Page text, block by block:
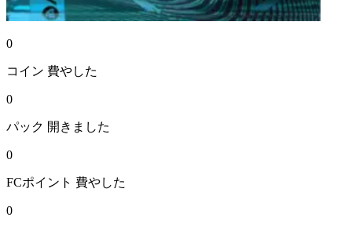
0
コイン 費やした
0
パック 開きました
0
FCポイント 費やした
0